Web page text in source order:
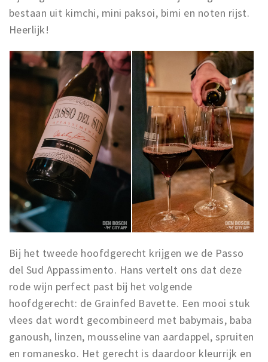
bestaan uit kimchi, mini paksoi, bimi en noten rijst.
Heerlijk!
Bij het tweede hoofdgerecht krijgen we de Passo
del Sud Appassimento. Hans vertelt ons dat deze
rode wijn perfect past bij het volgende
hoofdgerecht: de Grainfed Bavette. Een mooi stuk
vlees dat wordt gecombineerd met babymais, baba
ganoush, linzen, mousseline van aardappel, spruiten
en romanesko. Het gerecht is daardoor kleurrijk en